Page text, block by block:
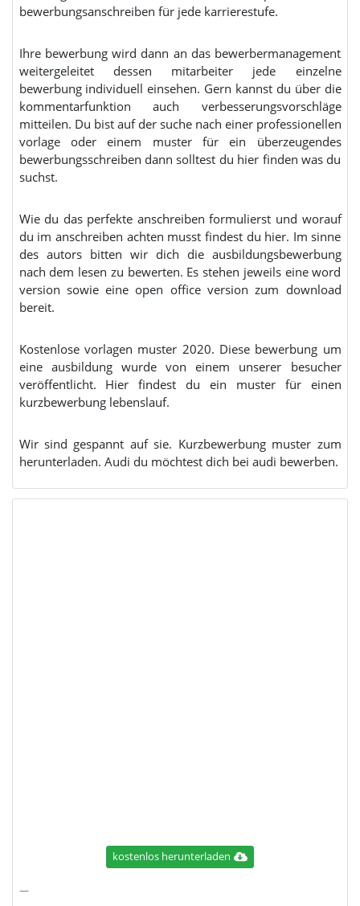
bewerbungsanschreiben für jede karrierestufe.
Ihre bewerbung wird dann an das bewerbermanagement
weitergeleitet dessen mitarbeiter jede einzelne
bewerbung individuell einsehen. Gern kannst du über die
kommentarfunktion auch verbesserungsvorschläge
mitteilen. Du bist auf der suche nach einer professionellen
vorlage oder einem muster für ein überzeugendes
bewerbungsschreiben dann solltest du hier finden was du
suchst.
Wie du das perfekte anschreiben formulierst und worauf
du im anschreiben achten musst findest du hier. Im sinne
des autors bitten wir dich die ausbildungsbewerbung
nach dem lesen zu bewerten. Es stehen jeweils eine word
version sowie eine open office version zum download
bereit.
Kostenlose vorlagen muster 2020. Diese bewerbung um
eine ausbildung wurde von einem unserer besucher
veröffentlicht. Hier findest du ein muster für einen
kurzbewerbung lebenslauf.
Wir sind gespannt auf sie. Kurzbewerbung muster zum
herunterladen. Audi du möchtest dich bei audi bewerben.
kostenlos herunterladen